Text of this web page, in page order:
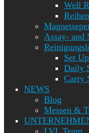
Well
Assay- and
Set
Daily
Carry
NEWS
Blog
Messen &
LVL Team